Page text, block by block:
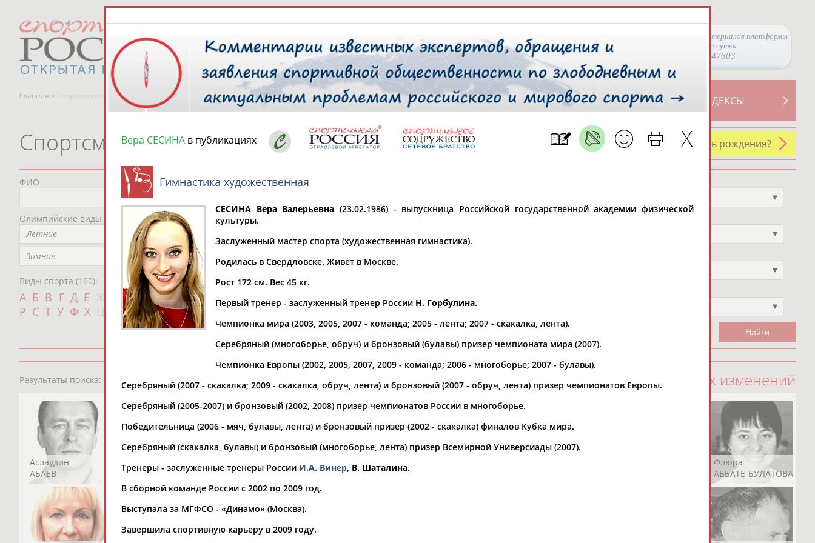
Просмотры материалов платформы
за сутки:
47603
Главная » Спортсмены, тренеры и специалисты СВОДНЫЕ ИНДЕКСЫ
ТАБЛО АКТИВНОСТИ
РЕСУРСНАЯ ПЛОЩАДКА
У кого сегодня день рождения?
Спортсмены, тренеры и специалисты
ФИО
Олимпийские виды спорта
Летние
Зимние
Виды спорта (160):
А Б В Г Д Е И К Л М Н О
П
Р С Т У Ф Х Ш Щ Э Ю Я
Представляет регион*
* для действующих спортсменов
Место рождения
Не выбран
с
чч мм год по чч мм
Результаты поиска: 13181персон 100 последних изменений
Аслаудин
АБАЕВ
АБАИМОВА
АБАКУМОВА
АБАЛАКИНА
АБАРЕНОВ
Флюра
АББАТЕ-БУЛАТОВА
Вера СЕСИНА в публикациях
Гимнастика художественная
СЕСИНА Вера Валерьевна (23.02.1986) - выпускница Российской государственной академии физической
культуры.
Заслуженный мастер спорта (художественная гимнастика).
Родилась в Свердловске. Живет в Москве.
Рост 172 см. Вес 45 кг.
Первый тренер - заслуженный тренер России Н. Горбулина.
Чемпионка мира (2003, 2005, 2007 - команда; 2005 - лента; 2007 - скакалка, лента).
Серебряный (многоборье, обруч) и бронзовый (булавы) призер чемпионата мира (2007).
Чемпионка Европы (2002, 2005, 2007, 2009 - команда; 2006 - многоборье; 2007 - булавы).
Серебряный (2007 - скакалка; 2009 - скакалка, обруч, лента) и бронзовый (2007 - обруч, лента) призер чемпионатов Европы.
Серебряный (2005-2007) и бронзовый (2002, 2008) призер чемпионатов России в многоборье.
Победительница (2006 - мяч, булавы, лента) и бронзовый призер (2002 - скакалка) финалов Кубка мира.
Серебряный (скакалка, булавы) и бронзовый (многоборье, лента) призер Всемирной Универсиады (2007).
Тренеры - заслуженные тренеры России И.А. Винер В. Шаталина.
В сборной команде России с 2002 по 2009 год.
Выступала за МГФСО - «Динамо» (Москва).
Завершила спортивную карьеру в 2009 году.